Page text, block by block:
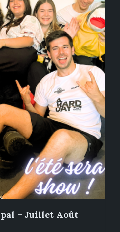
– Juillet Août